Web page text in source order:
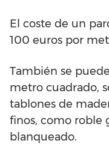
El coste de un
100 euros por
También se
metro cuadrado,
tablones de
finos, como roble
blanqueado.